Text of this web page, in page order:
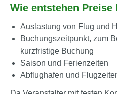
Wie entstehen Preise
Auslastung von Flug und
Buchungszeitpunkt, zum
kurzfristige Buchung
Saison und Ferienzeiten
Abflughafen und